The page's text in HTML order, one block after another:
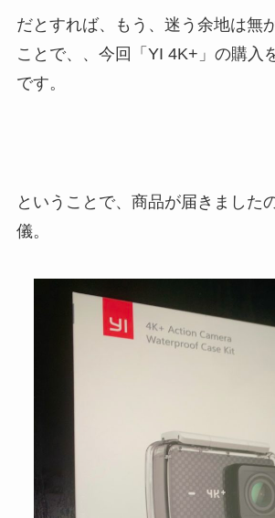
だとすれば、もう、迷う余地は無
ことで、、今回「YI 4K+」の購入
です。
ということで、商品が届きました
儀。